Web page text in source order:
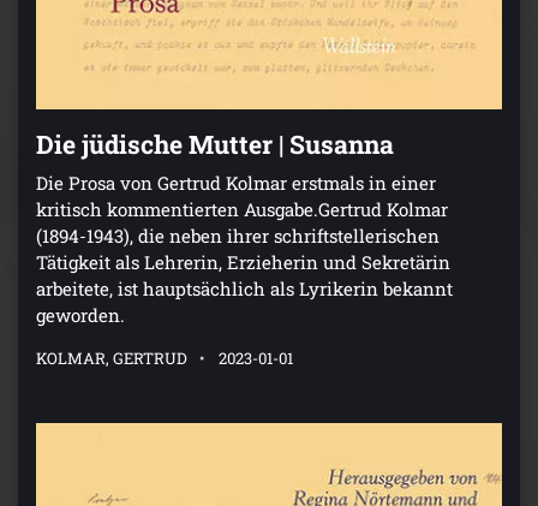
Die jüdische Mutter | Susanna
Die Prosa von Gertrud Kolmar erstmals in einer
kritisch kommentierten Ausgabe.Gertrud Kolmar
(1894-1943), die neben ihrer schriftstellerischen
Tätigkeit als Lehrerin, Erzieherin und Sekretärin
arbeitete, ist hauptsächlich als Lyrikerin bekannt
geworden.
KOLMAR, GERTRUD 2023-01-01